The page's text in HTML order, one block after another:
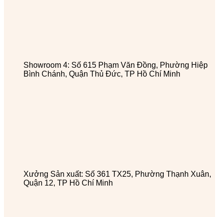
Showroom 4: Số 615 Phạm Văn Đồng, Phường Hiệp
Bình Chánh, Quận Thủ Đức, TP Hồ Chí Minh
Xưởng Sản xuất: Số 361 TX25, Phường Thạnh Xuân,
Quận 12, TP Hồ Chí Minh